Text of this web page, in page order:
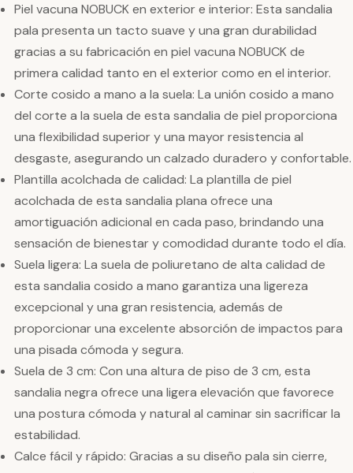
Piel vacuna NOBUCK en exterior e interior: Esta sandalia
pala presenta un tacto suave y una gran durabilidad
gracias a su fabricación en piel vacuna NOBUCK de
primera calidad tanto en el exterior como en el interior.
Corte cosido a mano a la suela: La unión cosido a mano
del corte a la suela de esta sandalia de piel proporciona
una flexibilidad superior y una mayor resistencia al
desgaste, asegurando un calzado duradero y confortable.
Plantilla acolchada de calidad: La plantilla de piel
acolchada de esta sandalia plana ofrece una
amortiguación adicional en cada paso, brindando una
sensación de bienestar y comodidad durante todo el día.
Suela ligera: La suela de poliuretano de alta calidad de
esta sandalia cosido a mano garantiza una ligereza
excepcional y una gran resistencia, además de
proporcionar una excelente absorción de impactos para
una pisada cómoda y segura.
Suela de 3 cm: Con una altura de piso de 3 cm, esta
sandalia negra ofrece una ligera elevación que favorece
una postura cómoda y natural al caminar sin sacrificar la
estabilidad.
Calce fácil y rápido: Gracias a su diseño pala sin cierre,